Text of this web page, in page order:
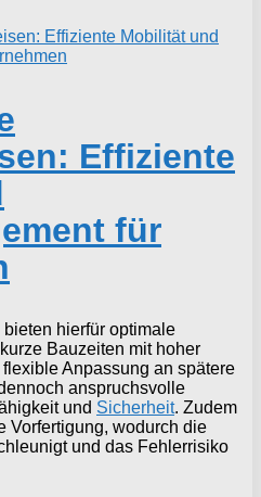
Effiziente
für
hierfür optimale
Bauzeiten mit hoher
Anpassung an spätere
anspruchsvolle
und Sicherheit. Zudem
Vorfertigung, wodurch die
und das Fehlerrisiko